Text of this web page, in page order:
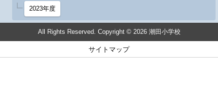
2023年度
All Rights Reserved. Copyright © 2026 潮田小学校
サイトマップ